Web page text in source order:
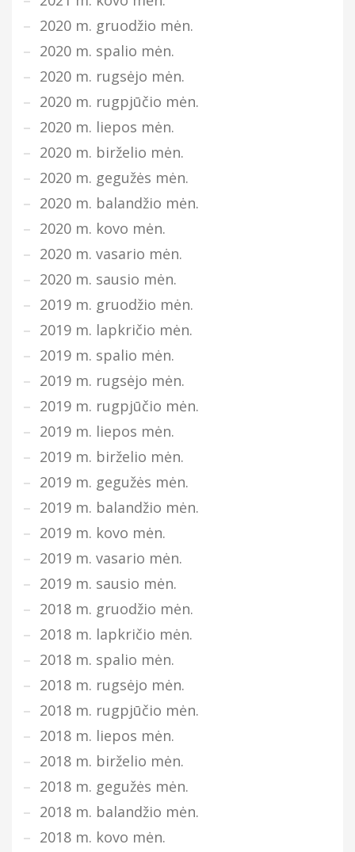
2020 m. gruodžio mėn.
2020 m. spalio mėn.
2020 m. rugsėjo mėn.
2020 m. rugpjūčio mėn.
2020 m. liepos mėn.
2020 m. birželio mėn.
2020 m. gegužės mėn.
2020 m. balandžio mėn.
2020 m. kovo mėn.
2020 m. vasario mėn.
2020 m. sausio mėn.
2019 m. gruodžio mėn.
2019 m. lapkričio mėn.
2019 m. spalio mėn.
2019 m. rugsėjo mėn.
2019 m. rugpjūčio mėn.
2019 m. liepos mėn.
2019 m. birželio mėn.
2019 m. gegužės mėn.
2019 m. balandžio mėn.
2019 m. kovo mėn.
2019 m. vasario mėn.
2019 m. sausio mėn.
2018 m. gruodžio mėn.
2018 m. lapkričio mėn.
2018 m. spalio mėn.
2018 m. rugsėjo mėn.
2018 m. rugpjūčio mėn.
2018 m. liepos mėn.
2018 m. birželio mėn.
2018 m. gegužės mėn.
2018 m. balandžio mėn.
2018 m. kovo mėn.